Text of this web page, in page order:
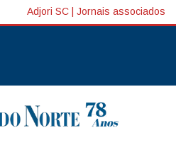
Adjori SC Jornais associados